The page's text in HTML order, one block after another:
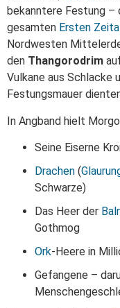
bekanntere Festung –
gesamten Ersten
Nordwesten
den Thangorodrim
Vulkane aus Schlacke
Festungsmauer
In Angband hielt
Seine Eiserne
Drachen (
Schwarze)
Das Heer der
Gothmog
Ork-Heere in
Gefangene –